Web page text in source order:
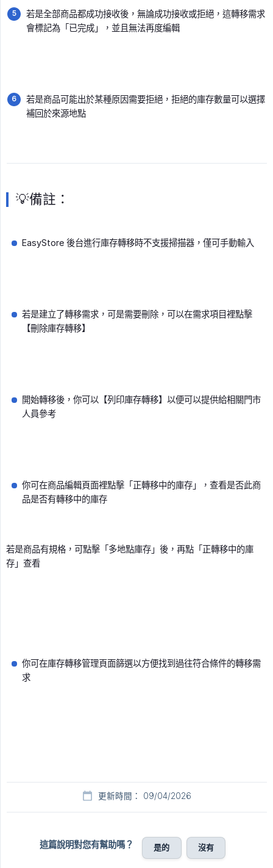
若是全部商品都成功接收後，無論成功接收或拒絕，這轉移需求
會標記為「已完成」，並且無法再度編輯
若是商品可能出於某種原因需要拒絕，拒絕的庫存數量可以選擇
補回於來源地點
💡備註：
EasyStore 後台進行庫存轉移時不支援掃描器，僅可手動輸入
若是建立了轉移需求，可是需要刪除，可以在需求項目裡點擊
【刪除庫存轉移】
開始轉移後，你可以【列印庫存轉移】以便可以提供給相關門市
人員參考
你可在商品編輯頁面裡點擊「正轉移中的庫存」，查看是否此商
品是否有轉移中的庫存
若是商品有規格，可點擊「多地點庫存」後，再點「正轉移中的庫
存」查看
你可在庫存轉移管理頁面篩選以方便找到過往符合條件的轉移需
求
更新時間： 09/04/2026
這篇說明對您有幫助嗎？ 是的 沒有